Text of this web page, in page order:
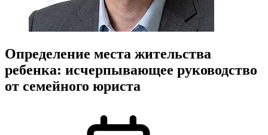
Определение места жительства
ребенка: исчерпывающее руководство
от семейного юриста